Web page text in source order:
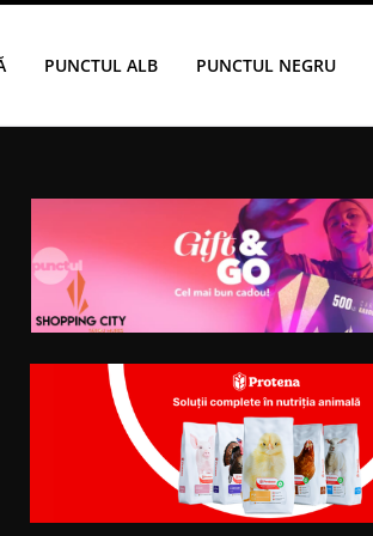
PUNCTUL ALB PUNCTUL NEGRU